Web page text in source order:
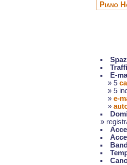
Piano
E-
» 5
» 5
» e-
»
»